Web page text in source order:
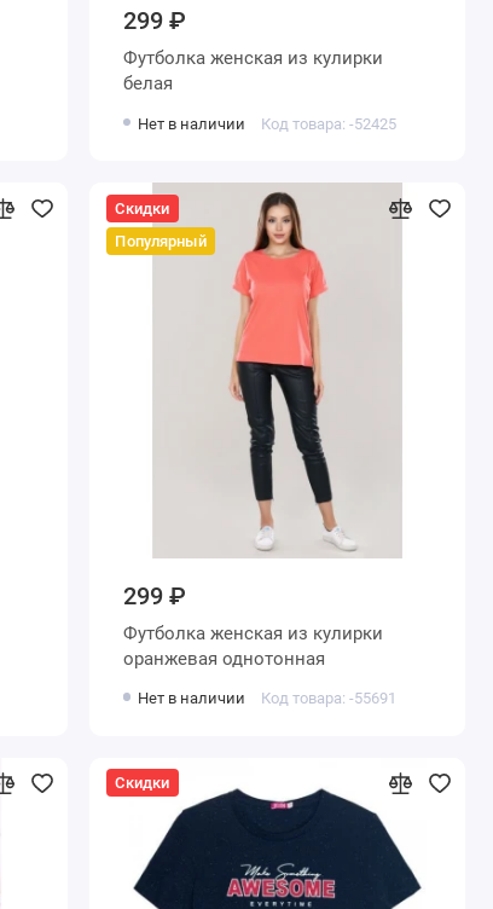
299 ₽
Футболка женская из кулирки
белая
Нет в наличии Код товара: -52425
Скидки
Популярный
299 ₽
Футболка женская из кулирки
оранжевая однотонная
Нет в наличии Код товара: -55691
Скидки